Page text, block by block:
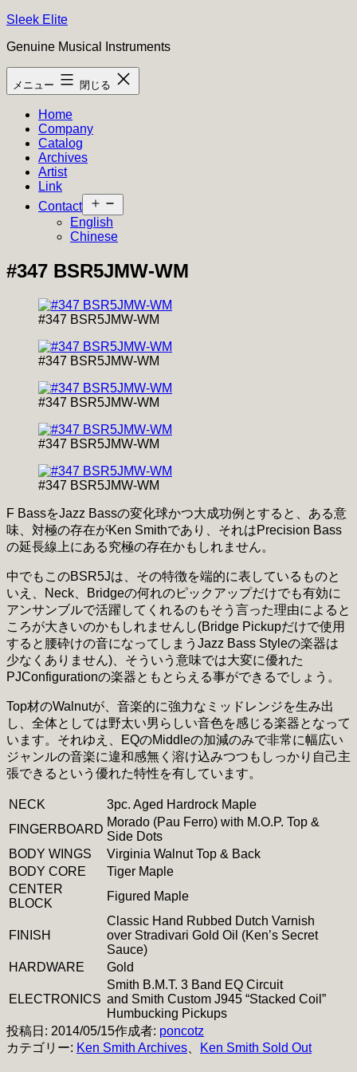
コ
テ
ン
ツ
Sleek Elite
Genuine Musical Instruments
メニュー 閉じる
Home
Company
Catalog
Archives
Artist
Link
Contact
ニ
ー
開
English
Chinese
#347 BSR5JMW-WM
#347 BSR5JMW-WM
#347 BSR5JMW-WM
#347 BSR5JMW-WM
#347 BSR5JMW-WM
#347 BSR5JMW-WM
F BassをJazz Bassの変化球かつ大成功例とすると、ある意
味、対極の存在がKen Smithであり、それはPrecision Bass
の延長線上にある究極の存在かもしれません。
中でもこのBSR5Jは、その特徴を端的に表しているものと
いえ、Neck、Bridgeの何れのピックアップだけでも有効に
アンサンブルで活躍してくれるのもそう言った理由によると
ころが大きいのかもしれませんし(Bridge Pickupだけで使用
すると腰砕けの音になってしまうJazz Bass Styleの楽器は
少なくありません)、そういう意味では大変に優れた
PJConfigurationの楽器ともとらえる事ができるでしょう。
Top材のWalnutが、音楽的に強力なミッドレンジを生み出
し、全体としては野太い男らしい音色を感じる楽器となって
います。それゆえ、EQのMiddleの加減のみで非常に幅広い
ジャンルの音楽に違和感無く溶け込みつつもしっかり自己主
張できるという優れた特性を有しています。
NECK
3pc. Aged Hardrock Maple
FINGERBOARD
Morado (Pau Ferro) with M.O.P. Top &
Side Dots
BODY WINGS
Virginia Walnut Top & Back
BODY CORE
Tiger Maple
CENTER
BLOCK
Figured Maple
FINISH
Classic Hand Rubbed Dutch Varnish
over Stradivari Gold Oil (Ken’s Secret
Sauce)
HARDWARE
Gold
ELECTRONICS
Smith B.M.T. 3 Band EQ Circuit
and Smith Custom J945 “Stacked Coil”
Humbucking Pickups
投稿日: 2014/05/15作成者: poncotz
カテゴリー: Ken Smith Archives Ken Smith Sold Out